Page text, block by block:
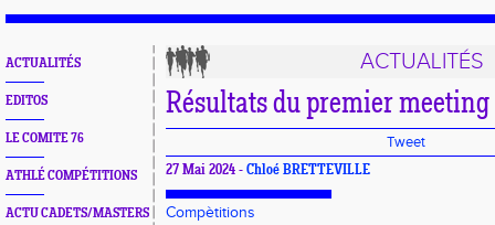
ACTUALITÉS
EDITOS
LE COMITE 76
ATHLÉ COMPÉTITIONS
ACTU CADETS/MASTERS
ACTUALITÉS
Résultats du premier meeting
Tweet
27 Mai 2024 - Chloé BRETTEVILLE
Compètitions